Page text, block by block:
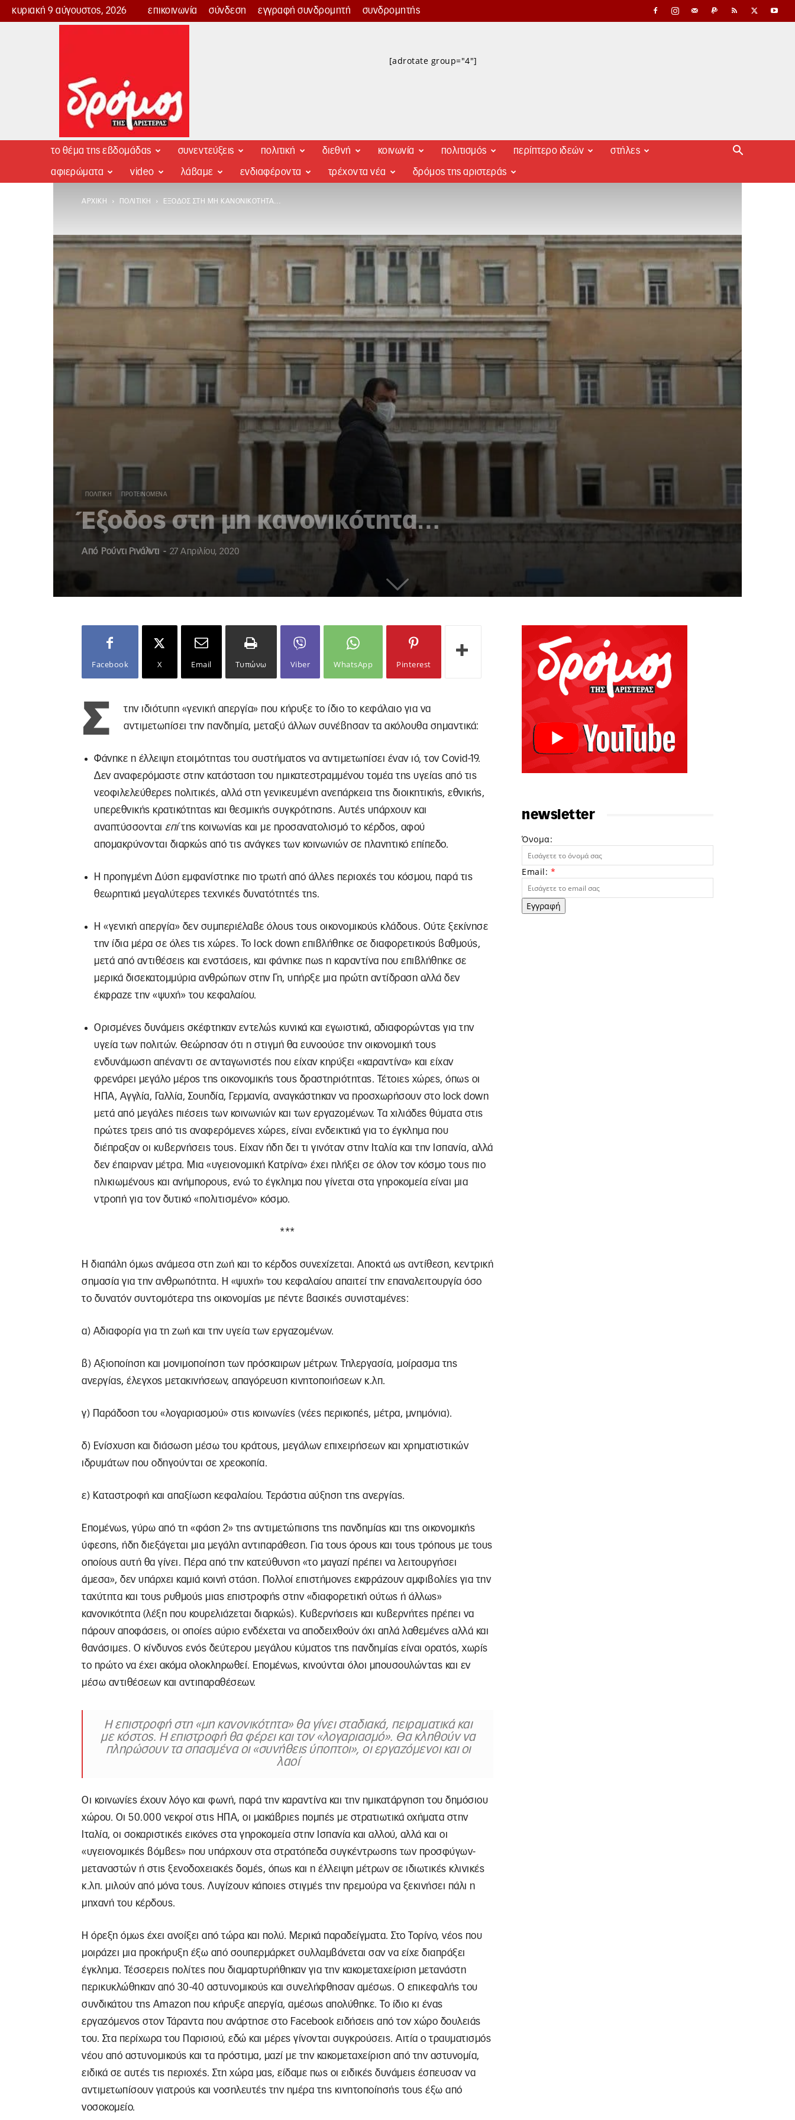
κυριακή 9 αύγουστος, 2026 επικοινωνία σύνδεση εγγραφή συνδρομητή συνδρομητής
Δρόμος
[adrotate group="4"]
το θέμα της εβδομάδας συνεντεύξεις πολιτική διεθνή κοινωνία πολιτισμός περίπτερο ιδεών στήλες
αφιερώματα video λάβαμε ενδιαφέροντα τρέχοντα νέα δρόμος της αριστεράς
ΑΡΧΙΚΉ ΠΟΛΙΤΙΚΉ ΈΞΟΔΟΣ ΣΤΗ ΜΗ ΚΑΝΟΝΙΚΌΤΗΤΑ…
ΠΟΛΙΤΙΚΉ ΠΡΟΤΕΙΝΌΜΕΝΑ
Έξοδος στη μη κανονικότητα…
Από Ρούντι Ρινάλντι - 27 Απριλίου, 2020
Facebook X Email Τυπώνω Viber WhatsApp Pinterest
Σ
την ιδιότυπη «γενική απεργία» που κήρυξε το ίδιο το κεφάλαιο για να
αντιμετωπίσει την πανδημία, μεταξύ άλλων συνέβησαν τα ακόλουθα σημαντικά:
Φάνηκε η έλλειψη ετοιμότητας του συστήματος να αντιμετωπίσει έναν ιό, τον Covid-19.
Δεν αναφερόμαστε στην κατάσταση του ημικατεστραμμένου τομέα της υγείας από τις
νεοφιλελεύθερες πολιτικές, αλλά στη γενικευμένη ανεπάρκεια της διοικητικής, εθνικής,
υπερεθνικής κρατικότητας και θεσμικής συγκρότησης. Αυτές υπάρχουν και
αναπτύσσονται επίτης κοινωνίας και με προσανατολισμό το κέρδος, αφού
απομακρύνονται διαρκώς από τις ανάγκες των κοινωνιών σε πλανητικό επίπεδο.
Η προηγμένη Δύση εμφανίστηκε πιο τρωτή από άλλες περιοχές του κόσμου, παρά τις
θεωρητικά μεγαλύτερες τεχνικές δυνατότητές της.
Η «γενική απεργία» δεν συμπεριέλαβε όλους τους οικονομικούς κλάδους. Ούτε ξεκίνησε
την ίδια μέρα σε όλες τις χώρες. Το lock down επιβλήθηκε σε διαφορετικούς βαθμούς,
μετά από αντιθέσεις και ενστάσεις, και φάνηκε πως η καραντίνα που επιβλήθηκε σε
μερικά δισεκατομμύρια ανθρώπων στην Γη, υπήρξε μια πρώτη αντίδραση αλλά δεν
έκφραζε την «ψυχή» του κεφαλαίου.
Ορισμένες δυνάμεις σκέφτηκαν εντελώς κυνικά και εγωιστικά, αδιαφορώντας για την
υγεία των πολιτών. Θεώρησαν ότι η στιγμή θα ευνοούσε την οικονομική τους
ενδυνάμωση απέναντι σε ανταγωνιστές που είχαν κηρύξει «καραντίνα» και είχαν
φρενάρει μεγάλο μέρος της οικονομικής τους δραστηριότητας. Τέτοιες χώρες, όπως οι
ΗΠΑ, Αγγλία, Γαλλία, Σουηδία, Γερμανία, αναγκάστηκαν να προσχωρήσουν στο lock down
μετά από μεγάλες πιέσεις των κοινωνιών και των εργαζομένων. Τα χιλιάδες θύματα στις
πρώτες τρεις από τις αναφερόμενες χώρες, είναι ενδεικτικά για το έγκλημα που
διέπραξαν οι κυβερνήσεις τους. Είχαν ήδη δει τι γινόταν στην Ιταλία και την Ισπανία, αλλά
δεν έπαιρναν μέτρα. Μια «υγειονομική Κατρίνα» έχει πλήξει σε όλον τον κόσμο τους πιο
ηλικιωμένους και ανήμπορους, ενώ το έγκλημα που γίνεται στα γηροκομεία είναι μια
ντροπή για τον δυτικό «πολιτισμένο» κόσμο.
***
Η διαπάλη όμως ανάμεσα στη ζωή και το κέρδος συνεχίζεται. Αποκτά ως αντίθεση, κεντρική
σημασία για την ανθρωπότητα. Η «ψυχή» του κεφαλαίου απαιτεί την επαναλειτουργία όσο
το δυνατόν συντομότερα της οικονομίας με πέντε βασικές συνισταμένες:
α) Αδιαφορία για τη ζωή και την υγεία των εργαζομένων.
β) Αξιοποίηση και μονιμοποίηση των πρόσκαιρων μέτρων. Τηλεργασία, μοίρασμα της
ανεργίας, έλεγχος μετακινήσεων, απαγόρευση κινητοποιήσεων κ.λπ.
γ) Παράδοση του «λογαριασμού» στις κοινωνίες (νέες περικοπές, μέτρα, μνημόνια).
δ) Ενίσχυση και διάσωση μέσω του κράτους, μεγάλων επιχειρήσεων και χρηματιστικών
ιδρυμάτων που οδηγούνται σε χρεοκοπία.
ε) Καταστροφή και απαξίωση κεφαλαίου. Τεράστια αύξηση της ανεργίας.
Επομένως, γύρω από τη «φάση 2» της αντιμετώπισης της πανδημίας και της οικονομικής
ύφεσης, ήδη διεξάγεται μια μεγάλη αντιπαράθεση. Για τους όρους και τους τρόπους με τους
οποίους αυτή θα γίνει. Πέρα από την κατεύθυνση «το μαγαζί πρέπει να λειτουργήσει
άμεσα», δεν υπάρχει καμιά κοινή στάση. Πολλοί επιστήμονες εκφράζουν αμφιβολίες για την
ταχύτητα και τους ρυθμούς μιας επιστροφής στην «διαφορετική ούτως ή άλλως»
κανονικότητα (λέξη που κουρελιάζεται διαρκώς). Κυβερνήσεις και κυβερνήτες πρέπει να
πάρουν αποφάσεις, οι οποίες αύριο ενδέχεται να αποδειχθούν όχι απλά λαθεμένες αλλά και
θανάσιμες. Ο κίνδυνος ενός δεύτερου μεγάλου κύματος της πανδημίας είναι ορατός, χωρίς
το πρώτο να έχει ακόμα ολοκληρωθεί. Επομένως, κινούνται όλοι μπουσουλώντας και εν
μέσω αντιθέσεων και αντιπαραθέσεων.
Η επιστροφή στη «μη κανονικότητα» θα γίνει σταδιακά, πειραματικά και
με κόστος. Η επιστροφή θα φέρει και τον «λογαριασμό». Θα κληθούν να
πληρώσουν τα σπασμένα οι «συνήθεις ύποπτοι», οι εργαζόμενοι και οι
λαοί
Οι κοινωνίες έχουν λόγο και φωνή, παρά την καραντίνα και την ημικατάργηση του δημόσιου
χώρου. Οι 50.000 νεκροί στις ΗΠΑ, οι μακάβριες πομπές με στρατιωτικά οχήματα στην
Ιταλία, οι σοκαριστικές εικόνες στα γηροκομεία στην Ισπανία και αλλού, αλλά και οι
«υγειονομικές βόμβες» που υπάρχουν στα στρατόπεδα συγκέντρωσης των προσφύγων-
μεταναστών ή στις ξενοδοχειακές δομές, όπως και η έλλειψη μέτρων σε ιδιωτικές κλινικές
κ.λπ. μιλούν από μόνα τους. Λυγίζουν κάποιες στιγμές την πρεμούρα να ξεκινήσει πάλι η
μηχανή του κέρδους.
Η όρεξη όμως έχει ανοίξει από τώρα και πολύ. Μερικά παραδείγματα. Στο Τορίνο, νέος που
μοιράζει μια προκήρυξη έξω από σουπερμάρκετ συλλαμβάνεται σαν να είχε διαπράξει
έγκλημα. Τέσσερεις πολίτες που διαμαρτυρήθηκαν για την κακομεταχείριση μετανάστη
περικυκλώθηκαν από 30-40 αστυνομικούς και συνελήφθησαν αμέσως. Ο επικεφαλής του
συνδικάτου της Amazon που κήρυξε απεργία, αμέσως απολύθηκε. Το ίδιο κι ένας
εργαζόμενος στον Τάραντα που ανάρτησε στο Facebook ειδήσεις από τον χώρο δουλειάς
του. Στα περίχωρα του Παρισιού, εδώ και μέρες γίνονται συγκρούσεις. Αιτία ο τραυματισμός
νέου από αστυνομικούς και τα πρόστιμα, μαζί με την κακομεταχείριση από την αστυνομία,
ειδικά σε αυτές τις περιοχές. Στη χώρα μας, είδαμε πως οι ειδικές δυνάμεις έσπευσαν να
αντιμετωπίσουν γιατρούς και νοσηλευτές την ημέρα της κινητοποίησής τους έξω από
νοσοκομείο.
newsletter
Όνομα:
Email: *
Εγγραφή